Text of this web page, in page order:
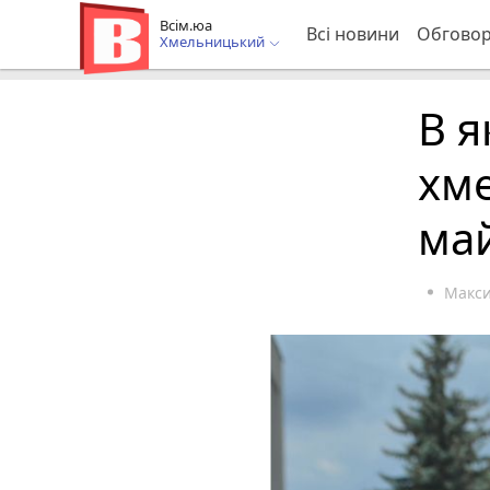
Всім.юа
Хмельницький
Всі новини
В